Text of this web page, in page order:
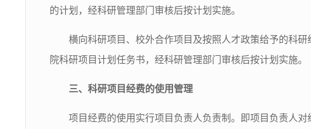
的计划，经科研管理部门审核后按计划实施。
横向科研项目、校外合作项目及按照人才政策给予的科
院科研项目计划任务书，经科研管理部门审核后按计划实施。
三、科研项目经费的使用管理
项目经费的使用实行项目负责人负责制。即项目负责人对